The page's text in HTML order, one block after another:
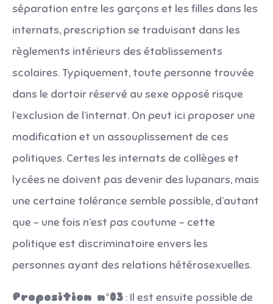
séparation entre les garçons et les filles dans les
internats, prescription se traduisant dans les
règlements intérieurs des établissements
scolaires. Typiquement, toute personne trouvée
dans le dortoir réservé au sexe opposé risque
l’exclusion de l’internat. On peut ici proposer une
modification et un assouplissement de ces
politiques. Certes les internats de collèges et
lycées ne doivent pas devenir des lupanars, mais
une certaine tolérance semble possible, d’autant
que – une fois n’est pas coutume – cette
politique est discriminatoire envers les
personnes ayant des relations hétérosexuelles.
Proposition n°03 : Il est ensuite possible de